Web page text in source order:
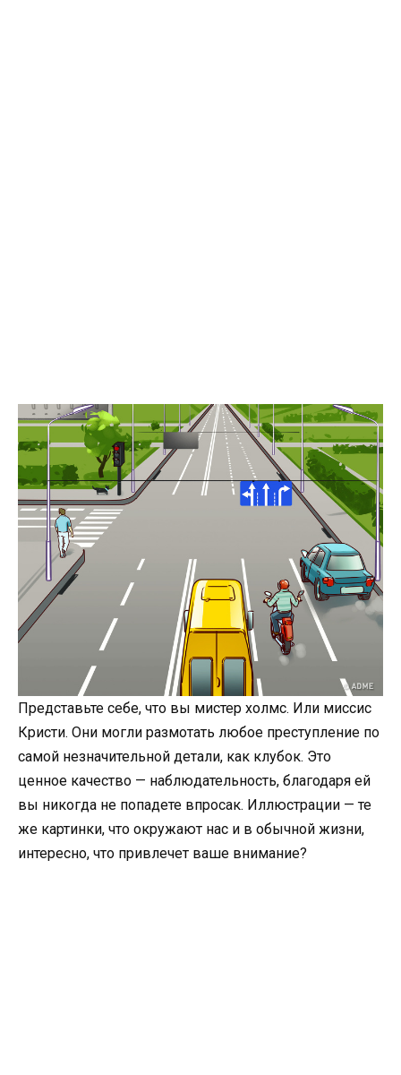
Представьте себе, что вы мистер холмс. Или миссис
Кристи. Они могли размотать любое преступление по
самой незначительной детали, как клубок. Это
ценное качество — наблюдательность, благодаря ей
вы никогда не попадете впросак. Иллюстрации — те
же картинки, что окружают нас и в обычной жизни,
интересно, что привлечет ваше внимание?